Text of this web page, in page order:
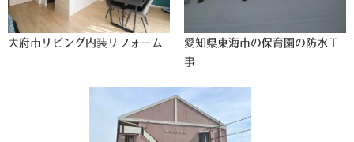
大府市リビング内装リフォーム
愛知県東海市の保育園の防水工
事